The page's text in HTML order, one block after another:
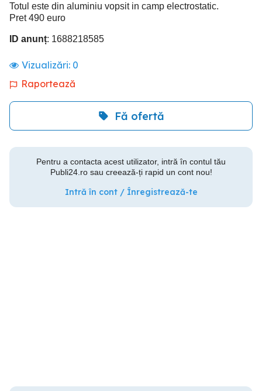
Totul este din aluminiu vopsit in camp electrostatic.
Pret 490 euro
ID anunț: 1688218585
Vizualizări: 0
Raportează
Fă ofertă
Pentru a contacta acest utilizator, intră în contul tău
Publi24.ro sau creează-ți rapid un cont nou!
Intră în cont / Înregistrează-te